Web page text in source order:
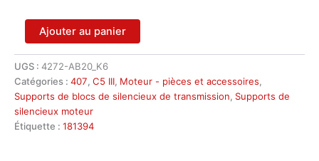
quantité
de
Silentbloc
de
support
de
boîte
de
Ajouter au panier
UGS : 4272-AB20_K6
Catégories : 407, C5 III, Moteur - pièces et accessoires,
Supports de blocs de silencieux de transmission, Supports de
silencieux moteur
Étiquette : 181394